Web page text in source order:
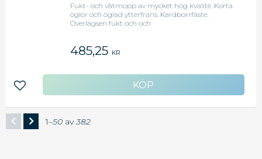
Fukt- och våtmopp av mycket hög kvalité. Korta
öglor och öglad ytterfrans. Kardborrfäste.
Överlägsen fukt och och
tvättar.
485,25 KR
Lägg till i favoriter
1–50 av382